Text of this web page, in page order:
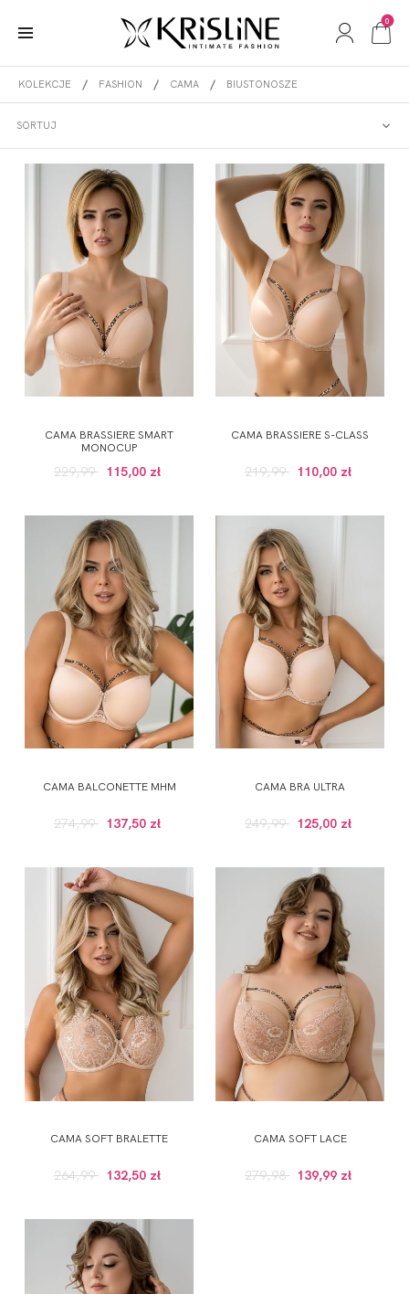
0
KOLEKCJE FASHION CAMA BIUSTONOSZE
SORTUJ
BIUSTONOSZE
CAMA BRASSIERE SMART
MONOCUP
229,99 115,00 zł
CAMA BRASSIERE S-CLASS
219,99 110,00 zł
CAMA BALCONETTE MHM
274,99 137,50 zł
CAMA BRA ULTRA
249,99 125,00 zł
CAMA SOFT BRALETTE
264,99 132,50 zł
CAMA SOFT LACE
279,98 139,99 zł